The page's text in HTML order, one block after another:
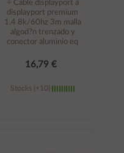
÷ Cable displayport a
displayport premium
1.4 8k/60hz 3m malla
algod?n trenzado y
conector aluminio eq
16,79 €
Stocks (+10)